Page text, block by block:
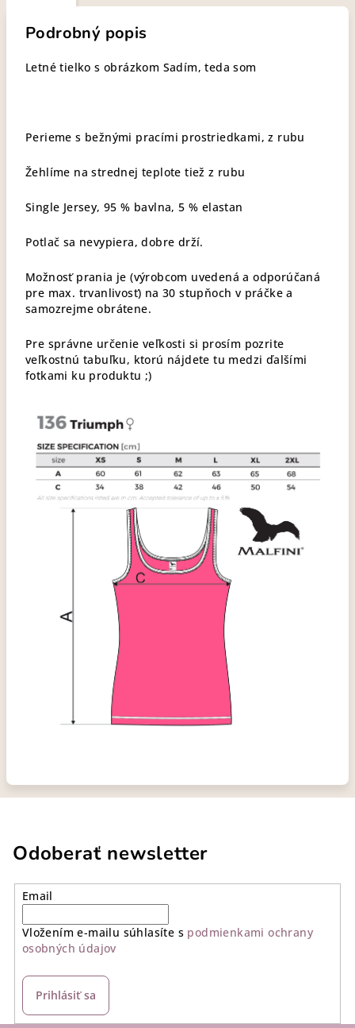
Podrobný popis
Letné tielko s obrázkom Sadím, teda som
Perieme s bežnými pracími prostriedkami, z rubu
Žehlíme na strednej teplote tiež z rubu
Single Jersey, 95 % bavlna, 5 % elastan
Potlač sa nevypiera, dobre drží.
Možnosť prania je (výrobcom uvedená a odporúčaná
pre max. trvanlivosť) na 30 stupňoch v práčke a
samozrejme obrátene.
Pre správne určenie veľkosti si prosím pozrite
veľkostnú tabuľku, ktorú nájdete tu medzi ďalšími
fotkami ku produktu ;)
Odoberať newsletter
Email
Vložením e-mailu súhlasíte s podmienkami ochrany
osobných údajov
Prihlásiť sa